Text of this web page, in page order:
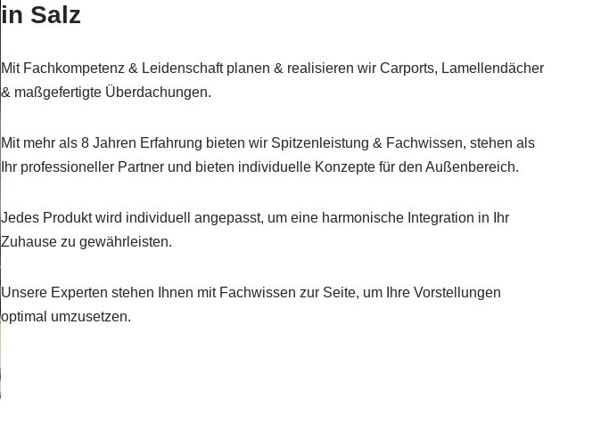
in Salz
Mit Fachkompetenz & Leidenschaft planen & realisieren wir Carports, Lamellendächer
& maßgefertigte Überdachungen.
Mit mehr als 8 Jahren Erfahrung bieten wir Spitzenleistung & Fachwissen, stehen als
Ihr professioneller Partner und bieten individuelle Konzepte für den Außenbereich.
Jedes Produkt wird individuell angepasst, um eine harmonische Integration in Ihr
Zuhause zu gewährleisten.
Unsere Experten stehen Ihnen mit Fachwissen zur Seite, um Ihre Vorstellungen
optimal umzusetzen.